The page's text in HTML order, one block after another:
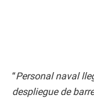
“Personal naval
despliegue de